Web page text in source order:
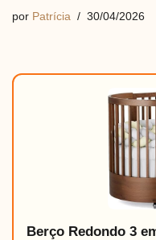
por Patrícia 30/04/2026
Berço Redondo 3